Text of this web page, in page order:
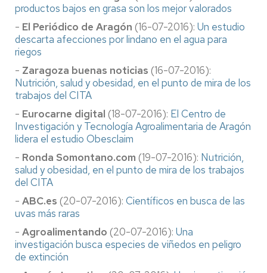
productos bajos en grasa son los mejor valorados
- El Periódico de Aragón (16-07-2016): Un estudio
descarta afecciones por lindano en el agua para
riegos
- Zaragoza buenas noticias (16-07-2016):
Nutrición, salud y obesidad, en el punto de mira de los
trabajos del CITA
- Eurocarne digital (18-07-2016): El Centro de
Investigación y Tecnología Agroalimentaria de Aragón
lidera el estudio Obesclaim
- Ronda Somontano.com (19-07-2016): Nutrición,
salud y obesidad, en el punto de mira de los trabajos
del CITA
- ABC.es (20-07-2016): Científicos en busca de las
uvas más raras
- Agroalimentando (20-07-2016): Una
investigación busca especies de viñedos en peligro
de extinción